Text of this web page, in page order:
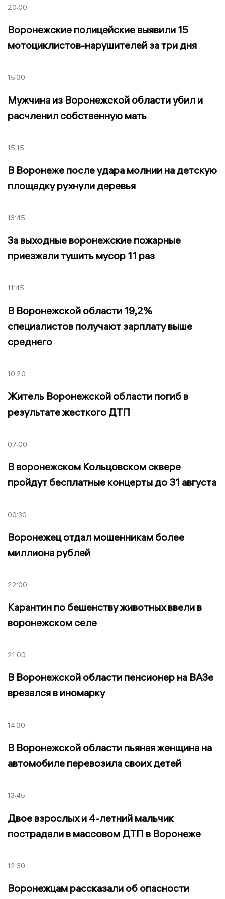
20:00
Воронежские полицейские выявили 15
мотоциклистов-нарушителей за три дня
15:30
Мужчина из Воронежской области убил и
расчленил собственную мать
15:15
В Воронеже после удара молнии на детскую
площадку рухнули деревья
13:45
За выходные воронежские пожарные
приезжали тушить мусор 11 раз
11:45
В Воронежской области 19,2%
специалистов получают зарплату выше
среднего
10:20
Житель Воронежской области погиб в
результате жесткого ДТП
07:00
В воронежском Кольцовском сквере
пройдут бесплатные концерты до 31 августа
00:30
Воронежец отдал мошенникам более
миллиона рублей
22:00
Карантин по бешенству животных ввели в
воронежском селе
21:00
В Воронежской области пенсионер на ВАЗе
врезался в иномарку
14:30
В Воронежской области пьяная женщина на
автомобиле перевозила своих детей
13:45
Двое взрослых и 4-летний мальчик
пострадали в массовом ДТП в Воронеже
12:30
Воронежцам рассказали об опасности